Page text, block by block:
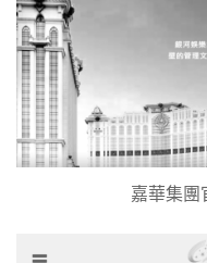
嘉華集團